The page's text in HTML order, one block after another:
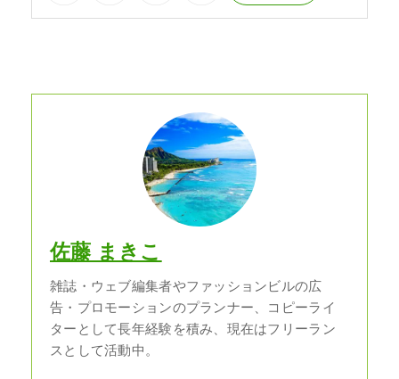
佐藤 まきこ
雑誌・ウェブ編集者やファッションビルの広
告・プロモーションのプランナー、コピーライ
ターとして長年経験を積み、現在はフリーラン
スとして活動中。